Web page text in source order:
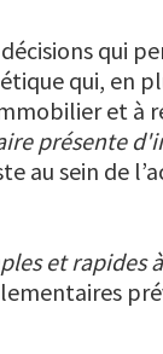
qui
qui, en
et à
présente
au sein de
et rapides